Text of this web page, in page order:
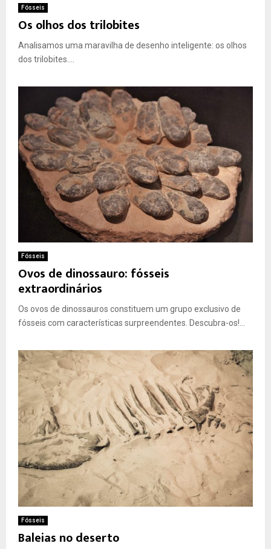
Fósseis
Os olhos dos trilobites
Analisamos uma maravilha de desenho inteligente: os olhos
dos trilobites....
Fósseis
Ovos de dinossauro: fósseis
extraordinários
Os ovos de dinossauros constituem um grupo exclusivo de
fósseis com características surpreendentes. Descubra-os!...
Fósseis
Baleias no deserto